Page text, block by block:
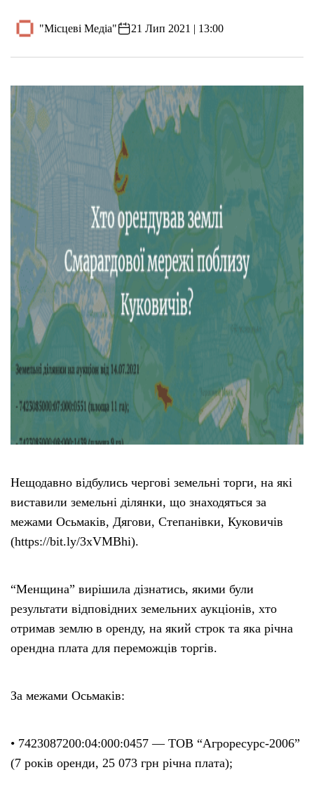
"Місцеві Медіа" 21 Лип 2021 | 13:00
Нещодавно відбулись чергові земельні торги, на які
виставили земельні ділянки, що знаходяться за
межами Осьмаків, Дягови, Степанівки, Куковичів
(https://bit.ly/3xVMBhi).
“Менщина” вирішила дізнатись, якими були
результати відповідних земельних аукціонів, хто
отримав землю в оренду, на який строк та яка річна
орендна плата для переможців торгів.
За межами Осьмаків:
• 7423087200:04:000:0457 — ТОВ “Агроресурс-2006”
(7 років оренди, 25 073 грн річна плата);